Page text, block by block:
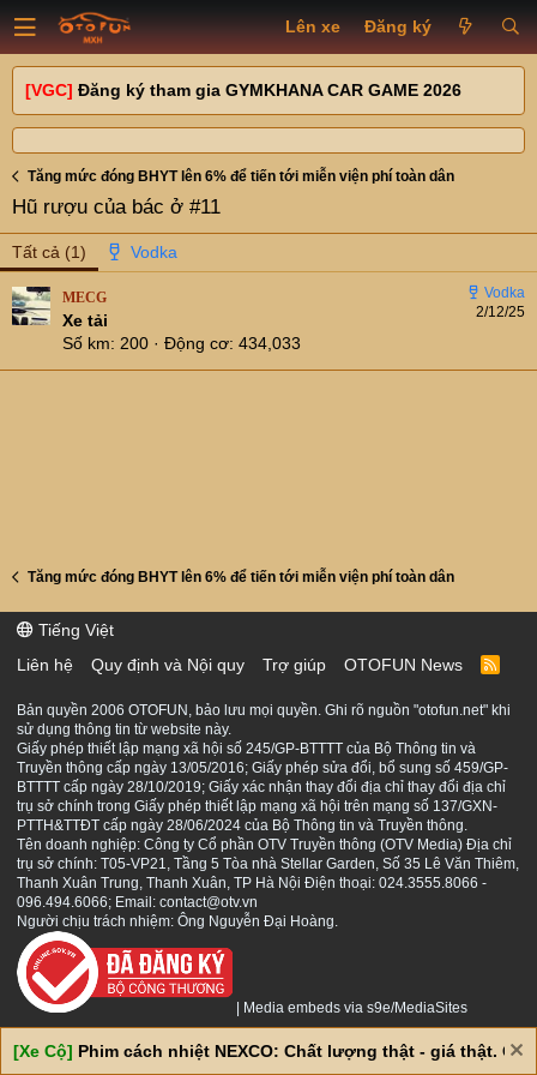
Lên xe Đăng ký
[VGC] Đăng ký tham gia GYMKHANA CAR GAME 2026
Tăng mức đóng BHYT lên 6% để tiến tới miễn viện phí toàn dân
Hũ rượu của bác ở #11
Tất cả (1)
2/12/25
MECG
Xe tải
Số km 200 Động cơ 434,033
Tăng mức đóng BHYT lên 6% để tiến tới miễn viện phí toàn dân
Tiếng Việt
Liên hệ
Quy định và Nội quy Trợ giúp OTOFUN News
R
S
Bản quyền 2006 OTOFUN, bảo lưu mọi quyền. Ghi rõ nguồn "otofun.net" khi
sử dụng thông tin từ website này.
Giấy phép thiết lập mạng xã hội số 245/GP-BTTTT của Bộ Thông tin và
Truyền thông cấp ngày 13/05/2016; Giấy phép sửa đổi, bổ sung số 459/GP-
BTTTT cấp ngày 28/10/2019; Giấy xác nhận thay đổi địa chỉ thay đổi địa chỉ
trụ sở chính trong Giấy phép thiết lập mạng xã hội trên mạng số 137/GXN-
PTTH&TTĐT cấp ngày 28/06/2024 của Bộ Thông tin và Truyền thông.
Tên doanh nghiệp: Công ty Cổ phần OTV Truyền thông (OTV Media) Địa chỉ
trụ sở chính: T05-VP21, Tầng 5 Tòa nhà Stellar Garden, Số 35 Lê Văn Thiêm,
Thanh Xuân Trung, Thanh Xuân, TP Hà Nội Điện thoại: 024.3555.8066 -
096.494.6066; Email: contact@otv.vn
Người chịu trách nhiệm: Ông Nguyễn Đại Hoàng.
Media embeds via s9e/MediaSites
[Xe Cộ] Phim cách nhiệt NEXCO: Chất lượng thật - giá thật. Giá